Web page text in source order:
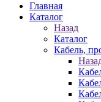
Главная
Каталог
Назад
Каталог
Кабель,